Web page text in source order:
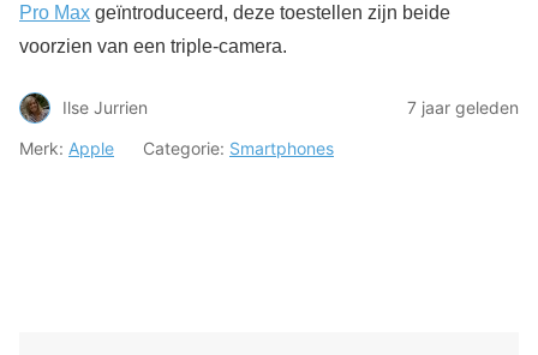
Pro Max geïntroduceerd, deze toestellen zijn beide
voorzien van een triple-camera.
Ilse Jurrien
7 jaar geleden
Merk: Apple Categorie: Smartphones